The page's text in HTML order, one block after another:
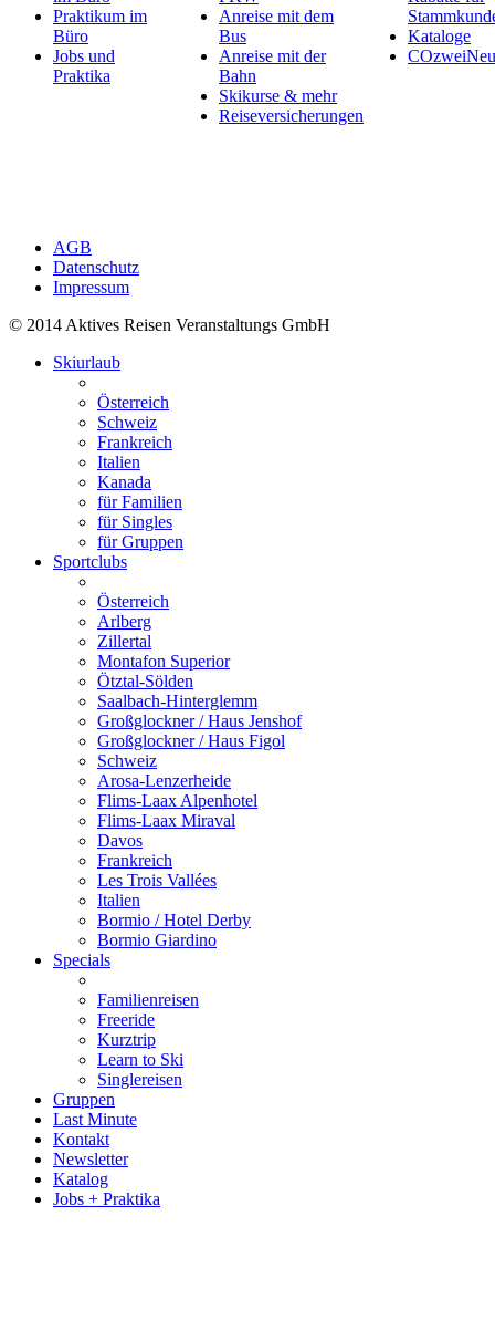
Praktikum im
Büro
Jobs und
Praktika
Anreise mit dem
Bus
Anreise mit der
Bahn
Skikurse & mehr
Reiseversicherungen
Kataloge
AGB
Datenschutz
Impressum
© 2014 Aktives Reisen Veranstaltungs GmbH
Skiurlaub
Österreich
Schweiz
Frankreich
Italien
Kanada
für Familien
für Singles
für Gruppen
Sportclubs
Österreich
Arlberg
Zillertal
Montafon Superior
Ötztal-Sölden
Saalbach-Hinterglemm
Großglockner / Haus Jenshof
Großglockner / Haus Figol
Schweiz
Arosa-Lenzerheide
Flims-Laax Alpenhotel
Flims-Laax Miraval
Davos
Frankreich
Les Trois Vallées
Italien
Bormio / Hotel Derby
Bormio Giardino
Specials
Familienreisen
Freeride
Kurztrip
Learn to Ski
Singlereisen
Gruppen
Last Minute
Kontakt
Newsletter
Katalog
Jobs + Praktika